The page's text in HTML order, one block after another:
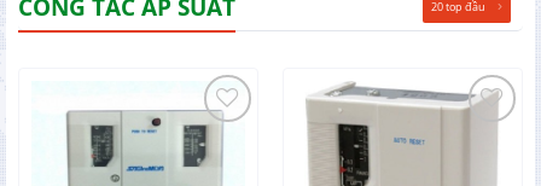
20 top đầu